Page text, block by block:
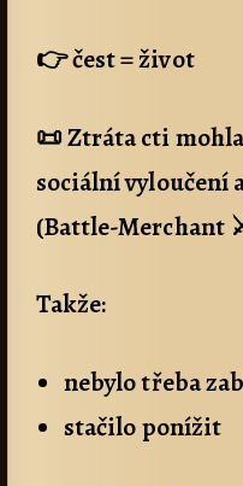
👉 čest = život
📜 Ztráta cti
sociální vyloučení
(Battle-Merchant
Takže:
nebylo třeba
stačilo ponížit